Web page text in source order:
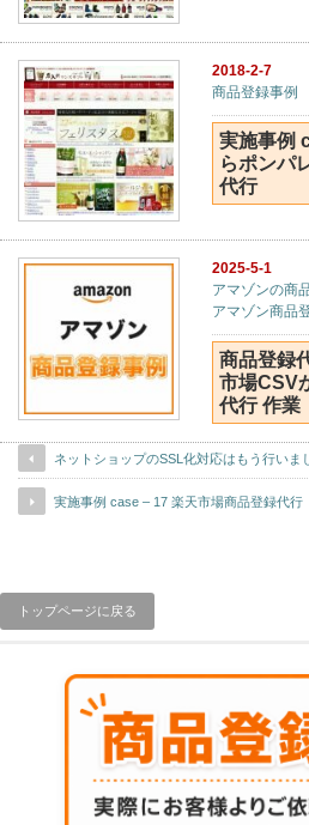
2018-2-7
商品登録事例
実施事例
らポンパ
代行
2025-5-1
アマゾンの商
アマゾン商品
商品登録
市場CSV
代行 作業
ネットショップのSSL化対応はもう行いま
実施事例 case – 17 楽天市場商品登録代行
トップページに戻る